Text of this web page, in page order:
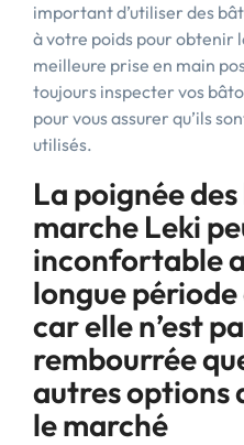
important d’utiliser des
à votre poids pour obtenir
meilleure prise en main
toujours inspecter vos
pour vous assurer qu’ils
utilisés.
La poignée
marche Leki
inconfortable
longue
car elle n’est
rembourrée
autres options
le marché